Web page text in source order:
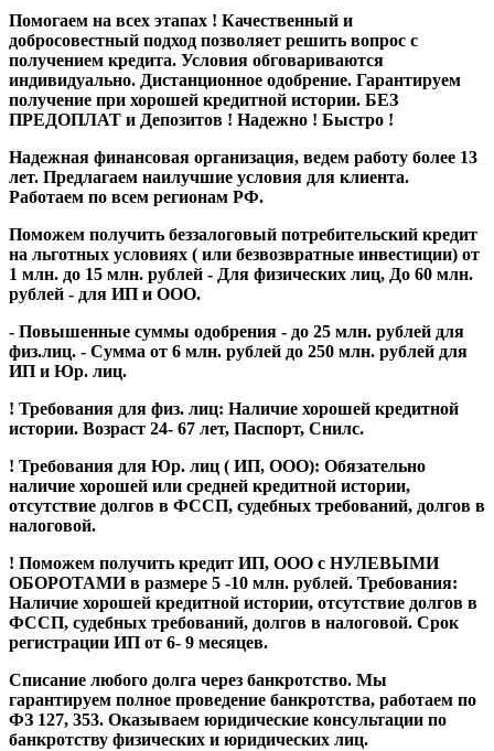
Помогаем на всех этапах ! Качественный и
добросовестный подход позволяет решить вопрос с
получением кредита. Условия обговариваются
индивидуально. Дистанционное одобрение. Гарантируем
получение при хорошей кредитной истории. БЕЗ
ПРЕДОПЛАТ и Депозитов ! Надежно ! Быстро !
Надежная финансовая организация, ведем работу более 13
лет. Предлагаем наилучшие условия для клиента.
Работаем по всем регионам РФ.
Поможем получить беззалоговый потребительский кредит
на льготных условиях ( или безвозвратные инвестиции) от
1 млн. до 15 млн. рублей - Для физических лиц, До 60 млн.
рублей - для ИП и ООО.
- Повышенные суммы одобрения - до 25 млн. рублей для
физ.лиц. - Сумма от 6 млн. рублей до 250 млн. рублей для
ИП и Юр. лиц.
! Требования для физ. лиц: Наличие хорошей кредитной
истории. Возраст 24- 67 лет, Паспорт, Снилс.
! Требования для Юр. лиц ( ИП, ООО): Обязательно
наличие хорошей или средней кредитной истории,
отсутствие долгов в ФССП, судебных требований, долгов в
налоговой.
! Поможем получить кредит ИП, ООО с НУЛЕВЫМИ
ОБОРОТАМИ в размере 5 -10 млн. рублей. Требования:
Наличие хорошей кредитной истории, отсутствие долгов в
ФССП, судебных требований, долгов в налоговой. Срок
регистрации ИП от 6- 9 месяцев.
Списание любого долга через банкротство. Мы
гарантируем полное проведение банкротства, работаем по
ФЗ 127, 353. Оказываем юридические консультации по
банкротству физических и юридических лиц.